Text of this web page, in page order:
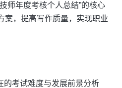
师年度考核个人总结”的核心
案，提高写作质量，实现职业
的考试难度与发展前景分析